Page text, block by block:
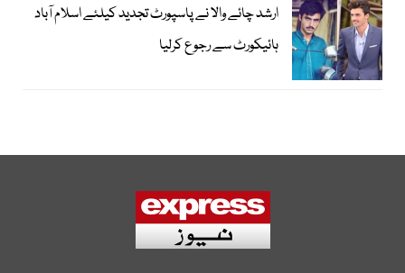
ارشد چائے والا نے پاسپورٹ تجدید کیلئے اسلام آباد
ہائیکورٹ سے رجوع کرلیا